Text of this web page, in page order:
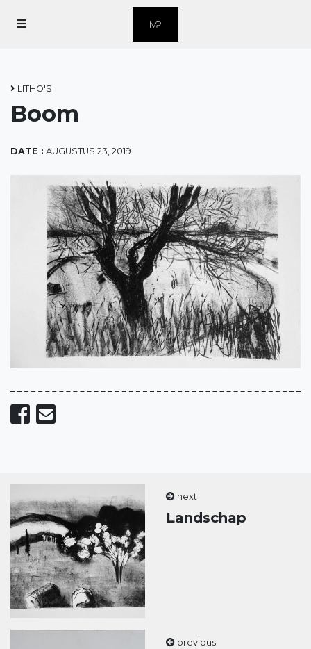
Over Marius
Over Grafiek
LITHO'S
Boom
DATE : AUGUSTUS 23, 2019
Share on Facebook
next
Landschap
previous